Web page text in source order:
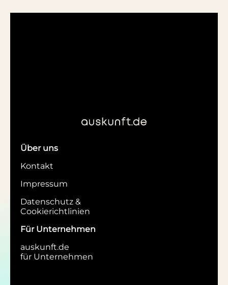
Über uns
Kontakt
Impressum
Datenschutz &
Cookierichtlinien
Für Unternehmen
auskunft.de
für Unternehmen